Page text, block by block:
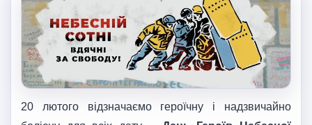
20 лютого відзначаємо героїчну і надзвичайно